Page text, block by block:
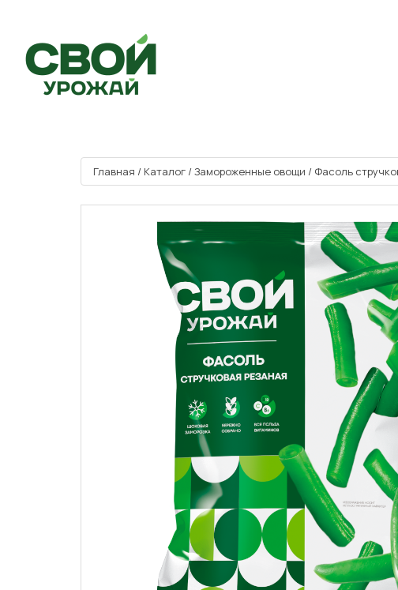
Главная / Каталог / Замороженные овощи / Фасоль